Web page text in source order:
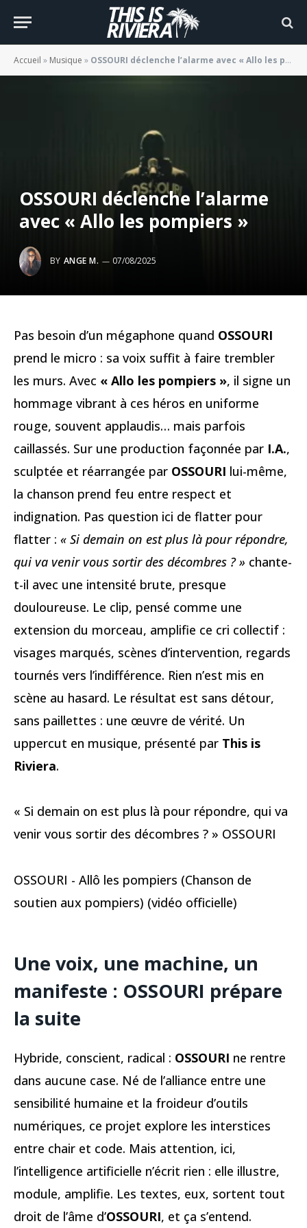
Accueil » Musique » OSSOURI déclenche l’alarme avec « Allo les pompiers »
OSSOURI déclenche l’alarme
avec « Allo les pompiers »
BY ANGE M. 07/08/2025
Pas besoin d’un mégaphone quand OSSOURI
prend le micro : sa voix suffit à faire trembler
les murs. Avec « Allo les pompiers », il signe un
hommage vibrant à ces héros en uniforme
rouge, souvent applaudis… mais parfois
caillassés. Sur une production façonnée par I.A.,
sculptée et réarrangée par OSSOURI lui-même,
la chanson prend feu entre respect et
indignation. Pas question ici de flatter pour
flatter : « Si demain on est plus là pour répondre,
qui va venir vous sortir des décombres ? » chante-
t-il avec une intensité brute, presque
douloureuse. Le clip, pensé comme une
extension du morceau, amplifie ce cri collectif :
visages marqués, scènes d’intervention, regards
tournés vers l’indifférence. Rien n’est mis en
scène au hasard. Le résultat est sans détour,
sans paillettes : une œuvre de vérité. Un
uppercut en musique, présenté par This is
Riviera.
« Si demain on est plus là pour répondre, qui va
venir vous sortir des décombres ? » OSSOURI
OSSOURI - Allô les pompiers (Chanson de
soutien aux pompiers) (vidéo officielle)
Une voix, une machine, un
manifeste : OSSOURI prépare
la suite
Hybride, conscient, radical : OSSOURI ne rentre
dans aucune case. Né de l’alliance entre une
sensibilité humaine et la froideur d’outils
numériques, ce projet explore les interstices
entre chair et code. Mais attention, ici,
l’intelligence artificielle n’écrit rien : elle illustre,
module, amplifie. Les textes, eux, sortent tout
droit de l’âme d’OSSOURI, et ça s’entend.